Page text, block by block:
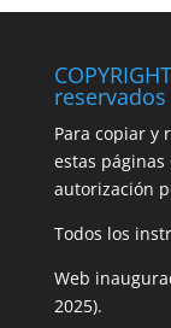
reservados
Para copiar y
estas
autorización
Todos los
Web
2025).